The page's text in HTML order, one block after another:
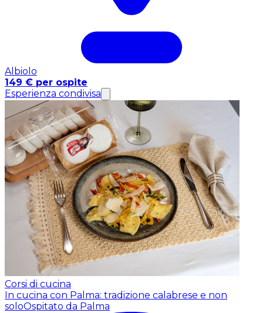
Albiolo
149 € per ospite
Esperienza condivisa
Corsi di cucina
In cucina con Palma: tradizione calabrese e non
soloOspitato da Palma